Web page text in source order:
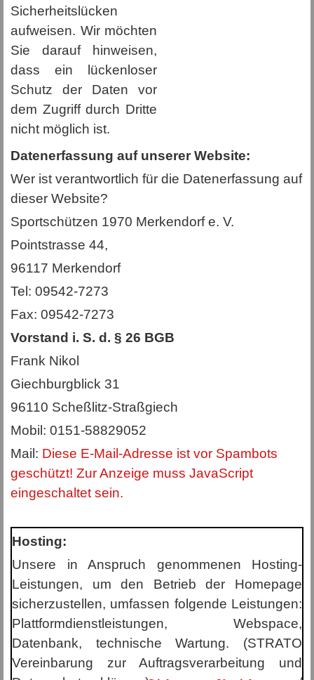
Sicherheitslücken
aufweisen. Wir möchten
Sie darauf hinweisen,
dass ein lückenloser
Schutz der Daten vor
dem Zugriff durch Dritte
nicht möglich ist.
Datenerfassung auf unserer Website:
Wer ist verantwortlich für die Datenerfassung auf
dieser Website?
Sportschützen 1970 Merkendorf e. V.
Pointstrasse 44,
96117 Merkendorf
Tel: 09542-7273
Fax: 09542-7273
Vorstand i. S. d. § 26 BGB
Frank Nikol
Giechburgblick 31
96110 Scheßlitz-Straßgiech
Mobil: 0151-58829052
Mail: Diese E-Mail-Adresse ist vor Spambots
geschützt! Zur Anzeige muss JavaScript
eingeschaltet sein.
Hosting:
Unsere in Anspruch genommenen Hosting-
Leistungen, um den Betrieb der Homepage
sicherzustellen, umfassen folgende Leistungen:
Plattformdienstleistungen, Webspace,
Datenbank, technische Wartung. (STRATO
Vereinbarung zur Auftragsverarbeitung und